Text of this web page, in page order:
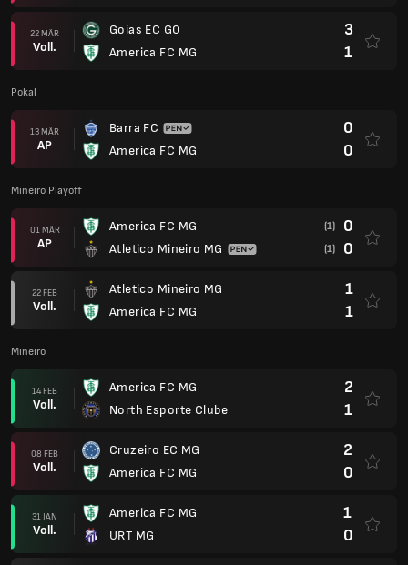
22 MÄR
Voll.
Goias EC GO
America FC MG
3
1
Pokal
13 MÄR
AP
Barra FC
America FC MG
0
0
Mineiro Playoff
01 MÄR
AP
America FC MG
Atletico Mineiro MG
(1) 0
(1) 0
22 FEB
Voll.
Atletico Mineiro MG
America FC MG
1
1
Mineiro
14 FEB
Voll.
America FC MG
North Esporte Clube
2
1
08 FEB
Voll.
Cruzeiro EC MG
America FC MG
2
0
31 JAN
Voll.
America FC MG
URT MG
1
0